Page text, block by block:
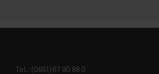
Tel.: (0661) 67 90 88 0